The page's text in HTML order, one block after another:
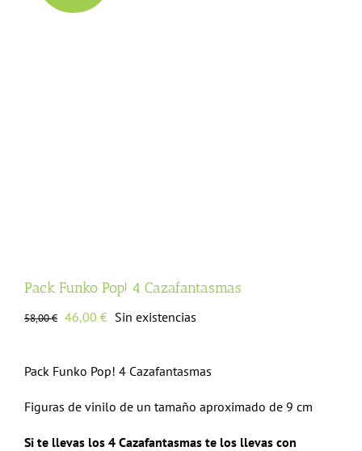
Pack Funko Pop! 4 Cazafantasmas
58,00€ El
era:
46,00 € El
es:
Sin existencias
Pack Funko Pop! 4 Cazafantasmas
Figuras de vinilo de un tamaño aproximado de 9 cm
Si te llevas los 4 Cazafantasmas te los llevas con